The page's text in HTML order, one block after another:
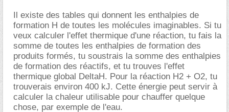
Il existe des tables qui donnent les enthalpies de
formation H de toutes les molécules imaginables. Si tu
veux calculer l'effet thermique d'une réaction, tu fais la
somme de toutes les enthalpies de formation des
produits formés, tu soustrais la somme des enthalpies
de formation des réactifs, et tu trouves l'effet
thermique global DeltaH. Pour la réaction H2 + O2, tu
trouverais environ 400 kJ. Cette énergie peut servir à
calculer la chaleur utilisable pour chauffer quelque
chose, par exemple de l'eau.